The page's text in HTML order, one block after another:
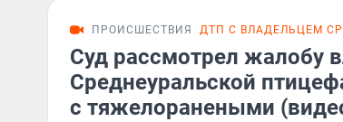
ПРОИСШЕСТВИЯ ДТП С ВЛАДЕЛЬЦЕМ
Суд рассмотрел жалобу
Среднеуральской
с тяжелоранеными